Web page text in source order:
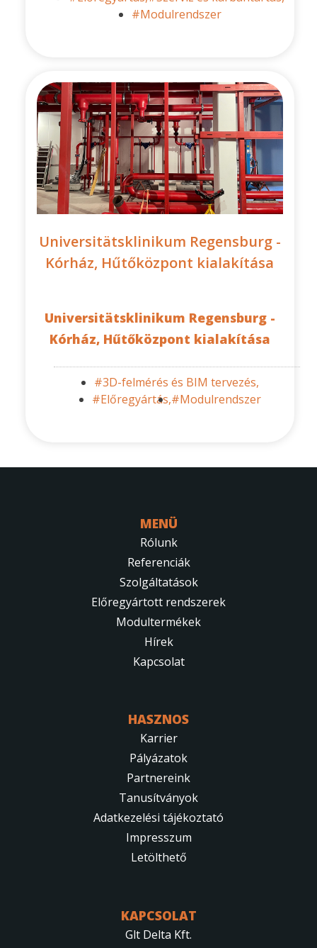
#Modulrendszer
Universitätsklinikum Regensburg -
Kórház, Hűtőközpont kialakítása
Universitätsklinikum Regensburg -
Kórház, Hűtőközpont kialakítása
#3D-felmérés és BIM tervezés,
#Előregyártás,#Modulrendszer
MENÜ
Rólunk
Referenciák
Szolgáltatások
Előregyártott rendszerek
Modultermékek
Hírek
Kapcsolat
HASZNOS
Karrier
Pályázatok
Partnereink
Tanusítványok
Adatkezelési tájékoztató
Impresszum
Letölthető
KAPCSOLAT
Glt Delta Kft.